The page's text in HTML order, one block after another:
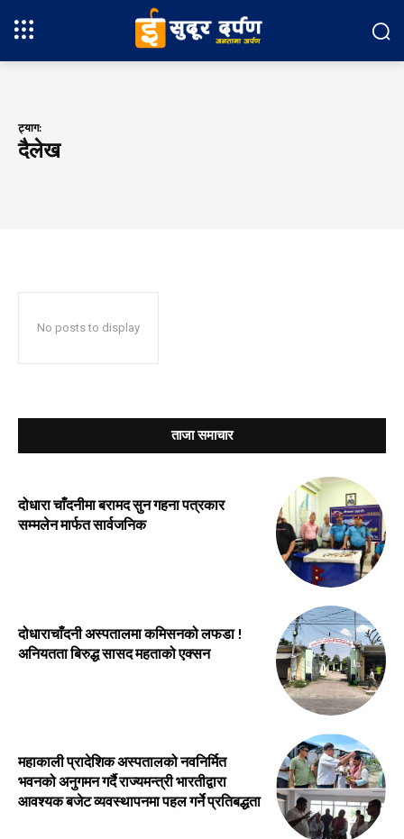
ट्याग:
दैलेख
No posts to display
ताजा समाचार
दोधारा चाँदनीमा बरामद सुन गहना पत्रकार
सम्मलेन मार्फत सार्वजनिक
दोधाराचाँदनी अस्पतालमा कमिसनको लफडा !
अनियतता बिरुद्ध सासद महताको एक्सन
महाकाली प्रादेशिक अस्पतालको नवनिर्मित
भवनको अनुगमन गर्दै राज्यमन्त्री भारतीद्वारा
आवश्यक बजेट व्यवस्थापनमा पहल गर्ने प्रतिबद्धता